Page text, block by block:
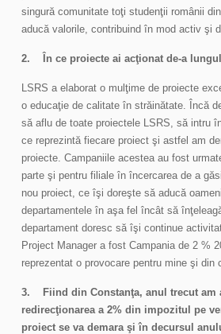
singură comunitate toţi studenţii românii
aducă valorile, contribuind în mod activ şi
2. În ce proiecte ai acţionat de-a
LSRS a elaborat o mulţime de proiecte
o educaţie de calitate în străinătate. Încă
să aflu de toate proiectele LSRS, să intru
ce reprezintă fiecare proiect şi astfel am
proiecte. Campaniile acestea au fost
parte şi pentru filiale în încercarea de a
nou proiect, ce îşi doreşte să aducă
departamentele în aşa fel încât să
departament doresc să îşi continue
Project Manager a fost Campania de 2 %
reprezentat o provocare pentru mine şi
3.
Fiind din Constanţa, anul trecut
redirecţionarea a 2% din impozitul pe
proiect se va demara şi în decursul